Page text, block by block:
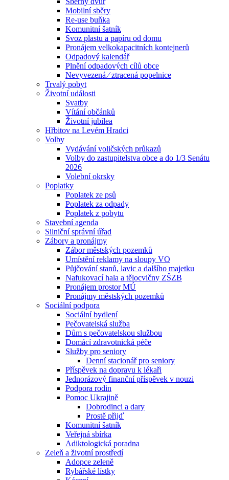
Mobilní sběry
Re-use buňka
Komunitní šatník
Svoz plastu a papíru od domu
Pronájem velkokapacitních kontejnerů
Odpadový kalendář
Plnění odpadových cílů obce
Nevyvezená ⁄ ztracená popelnice
Trvalý pobyt
Životní události
Svatby
Vítání občánků
Životní jubilea
Hřbitov na Levém Hradci
Volby
Vydávání voličských průkazů
Volby do zastupitelstva obce a do 1/3 Senátu
2026
Volební okrsky
Poplatky
Poplatek ze psů
Poplatek za odpady
Poplatek z pobytu
Stavební agenda
Silniční správní úřad
Zábory a pronájmy
Zábor městských pozemků
Umístění reklamy na sloupy VO
Půjčování stanů, lavic a dalšího majetku
Nafukovací hala a tělocvičny ZŠZB
Pronájem prostor MÚ
Pronájmy městských pozemků
Sociální podpora
Sociální bydlení
Pečovatelská služba
Dům s pečovatelskou službou
Domácí zdravotnická péče
Služby pro seniory
Denní stacionář pro seniory
Příspěvek na dopravu k lékaři
Jednorázový finanční příspěvek v nouzi
Podpora rodin
Pomoc Ukrajině
Dobrodinci a dary
Prostě přijď
Komunitní šatník
Veřejná sbírka
Adiktologická poradna
Zeleň a životní prostředí
Adopce zeleně
Rybářské lístky